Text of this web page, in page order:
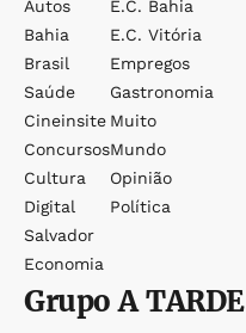
Autos
Bahia
Brasil
Saúde
Cineinsite
Concursos
Cultura
Digital
Salvador
Economia
E.c. Bahia
E.c. Vitória
Empregos
Gastronomia
Muito
Mundo
Opinião
Política
GrupoA TARDE